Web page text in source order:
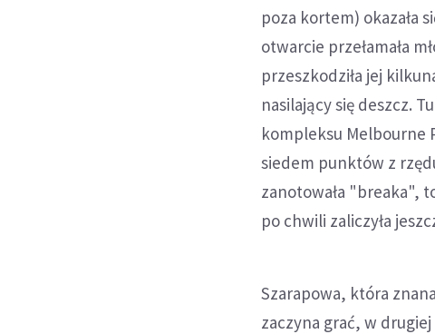
poza kortem) okazała
otwarcie przełamała
przeszkodziła jej
nasilający się deszcz.
kompleksu Melbourne
siedem punktów z
zanotowała "breaka",
po chwili zaliczyła
Szarapowa, która
zaczyna grać, w